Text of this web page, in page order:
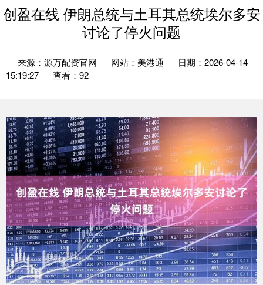
创盈在线 伊朗总统与土耳其总统埃尔多安
讨论了停火问题
来源：源万配资官网 网站：美港通
日期：2026-04-14
15:19:27
查看：92